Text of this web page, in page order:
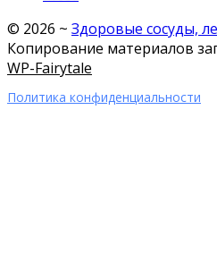
© 2026 ~ Здоровые сосуды,
Копирование материалов
WP-Fairytale
Политика конфиденциальности